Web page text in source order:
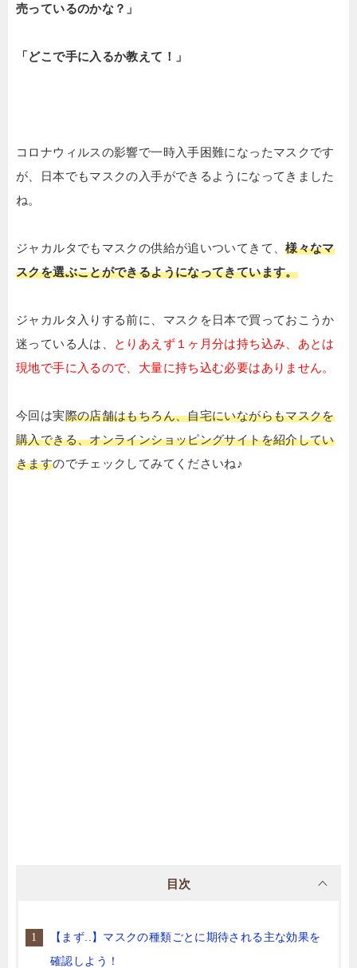
売っているのかな？」
「どこで手に入るか教えて！」
コロナウィルスの影響で一時入手困難になったマスクです
が、日本でもマスクの入手ができるようになってきました
ね。
ジャカルタでもマスクの供給が追いついてきて、様々なマ
スクを選ぶことができるようになってきています。
ジャカルタ入りする前に、マスクを日本で買っておこうか
迷っている人は、
とりあえず１ヶ月分は持ち込み、あとは
現地で手に入るので、大量に持ち込む必要はありません。
今回は実際の店舗はもちろん、自宅にいながらもマスクを
購入できる、オンラインショッピングサイトを紹介してい
きますのでチェックしてみてくださいね♪
目次
【まず..】マスクの種類ごとに期待される主な効果を
確認しよう！